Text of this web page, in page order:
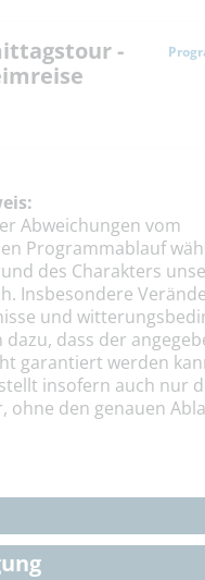
-
Abweichungen vom
Programmablauf
des Charakters
Insbesondere
und
dass der
garantiert werden
insofern auch nur
ohne den genauen